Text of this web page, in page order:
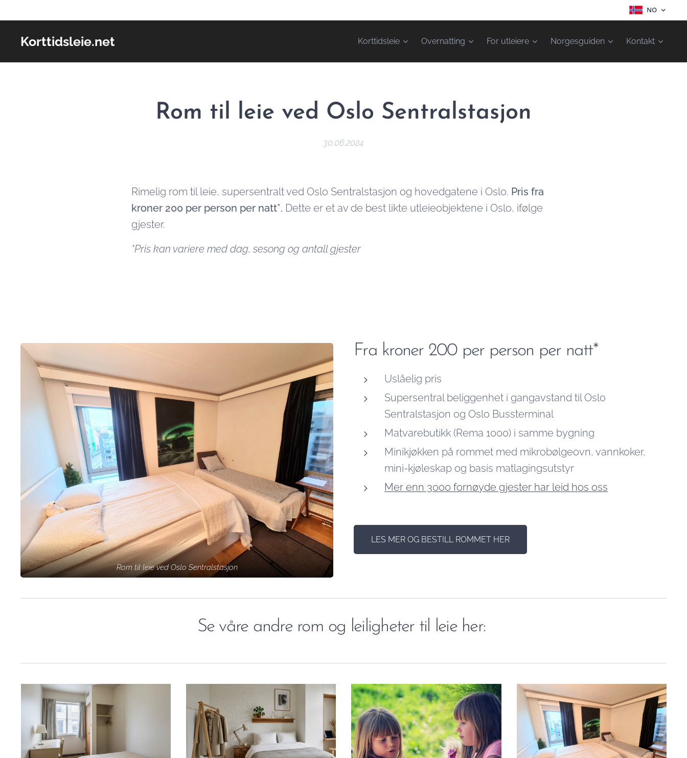
NO
Korttidsleie.net Korttidsleie Overnatting For utleiere Norgesguiden Kontakt
Rom til leie ved Oslo Sentralstasjon
30.06.2024
Rimelig rom til leie, supersentralt ved Oslo Sentralstasjon og hovedgatene i Oslo. Pris fra
kroner 200 per person per natt*. Dette er et av de best likte utleieobjektene i Oslo, ifølge
gjester.
*Pris kan variere med dag, sesong og antall gjester
Rom til leie ved Oslo Sentralstasjon
Fra kroner 200 per person per natt*
Uslåelig pris
Supersentral beliggenhet i gangavstand til Oslo
Sentralstasjon og Oslo Bussterminal
Matvarebutikk (Rema 1000) i samme bygning
Minikjøkken på rommet med mikrobølgeovn, vannkoker,
mini-kjøleskap og basis matlagingsutstyr
Mer enn 3000 fornøyde gjester har leid hos oss
LES MER OG BESTILL ROMMET HER
Se våre andre rom og leiligheter til leie her: